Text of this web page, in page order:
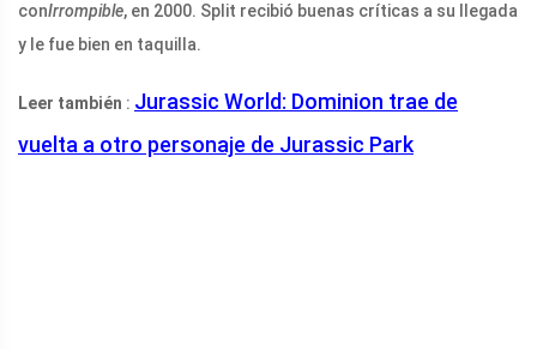
conIrrompible, en 2000. Split recibió buenas críticas a su llegada
y le fue bien en taquilla.
Leer también : Jurassic World: Dominion trae de
vuelta a otro personaje de Jurassic Park